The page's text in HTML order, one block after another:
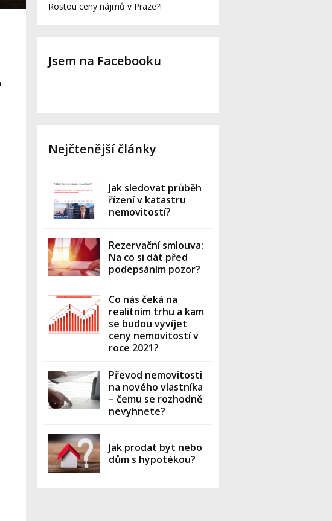
Rostou ceny nájmů v Praze?!
Jsem na Facebooku
Nejčtenější články
Jak sledovat průběh
řízení v katastru
nemovitostí?
Rezervační smlouva:
Na co si dát před
podepsáním pozor?
Co nás čeká na
realitním trhu a kam
se budou vyvíjet
ceny nemovitostí v
roce 2021?
Převod nemovitosti
na nového vlastníka
– čemu se rozhodně
nevyhnete?
Jak prodat byt nebo
dům s hypotékou?